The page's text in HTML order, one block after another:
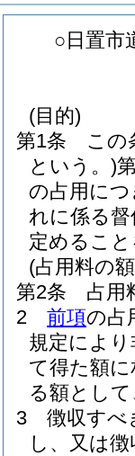
○日置市
(目的)
第1条
この
という。)
の占用に
れに係る
定めるこ
(占用料の
第2条
占用
2
前項の占
規定によ
て得た額
る額とし
3
徴収すべ
し、又は